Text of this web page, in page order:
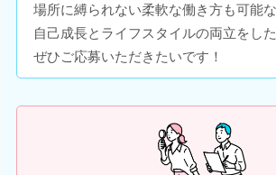
場所に縛られない柔軟な働き方も可能
自己成長とライフスタイルの両立をし
ぜひご応募いただきたいです！